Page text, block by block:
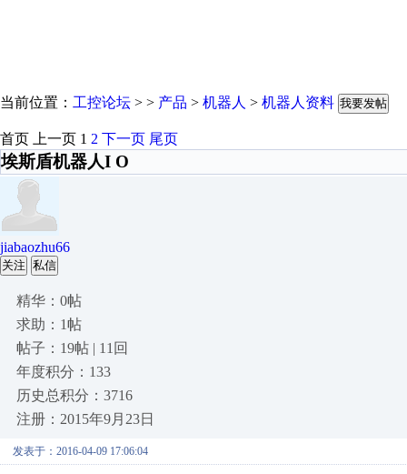
当前位置： 工控论坛 > > 产品 > 机器人 > 机器人资料 我要发帖
首页 上一页 1 2 下一页 尾页
埃斯盾机器人I O
jiabaozhu66
关注 私信
精华：0帖
求助：1帖
帖子：19帖 | 11回
年度积分：133
历史总积分：3716
注册：2015年9月23日
发表于：2016-04-09 17:06:04